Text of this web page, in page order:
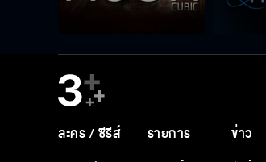
ละคร / ซีรีส์ รายการ ข่าว